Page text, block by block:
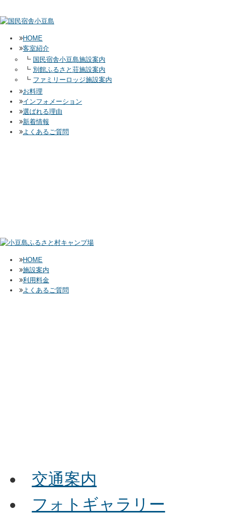
HOME
客室紹介
┗ 国民宿舎小豆島施設案内
┗ 別館ふるさと荘施設案内
┗ ファミリーロッジ施設案内
お料理
インフォメーション
選ばれる理由
新着情報
よくあるご質問
HOME
施設案内
利用料金
よくあるご質問
交通案内
フォトギャラリー